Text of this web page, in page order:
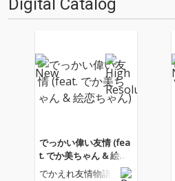
Digital Catalog
でっかい偉い友情 (fea
t. でか美ちゃん & 絵恋
ちゃん)
でかえれ友情物語